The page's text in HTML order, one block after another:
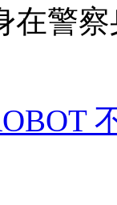
在警